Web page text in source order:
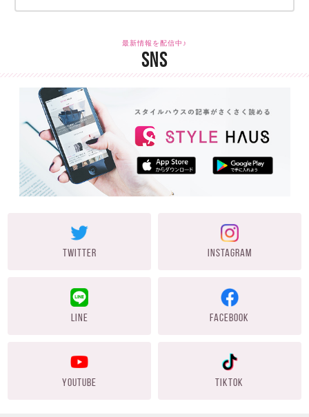
最新情報を配信中♪
SNS
TWITTER INSTAGRAM
LINE FACEBOOK
YOUTUBE TIKTOK